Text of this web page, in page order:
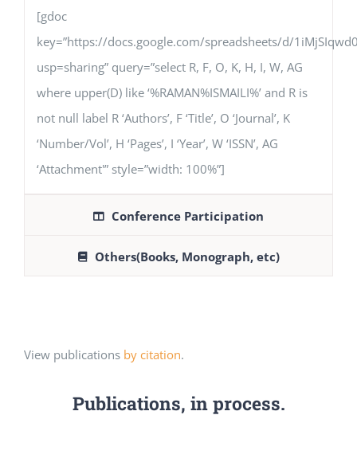
[gdoc
key=”https://docs.google.com/spreadsheets/d/
usp=sharing” query=”select R, F, O, K, H, I, W, AG
where upper(D) like ‘%RAMAN%ISMAILI%’ and R is
not null label R ‘Authors’, F ‘Title’, O ‘Journal’, K
‘Number/Vol’, H ‘Pages’, I ‘Year’, W ‘ISSN’, AG
‘Attachment'” style=”width: 100%”]
Conference Participation
Others(Books, Monograph, etc)
View publications by citation.
Publications, in process.